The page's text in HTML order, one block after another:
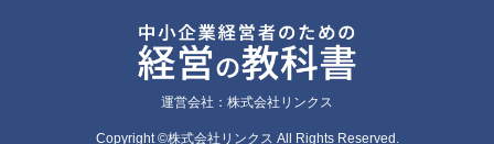
運営会社：株式会社リンクス
Copyright ©株式会社リンクス All Rights Reserved.